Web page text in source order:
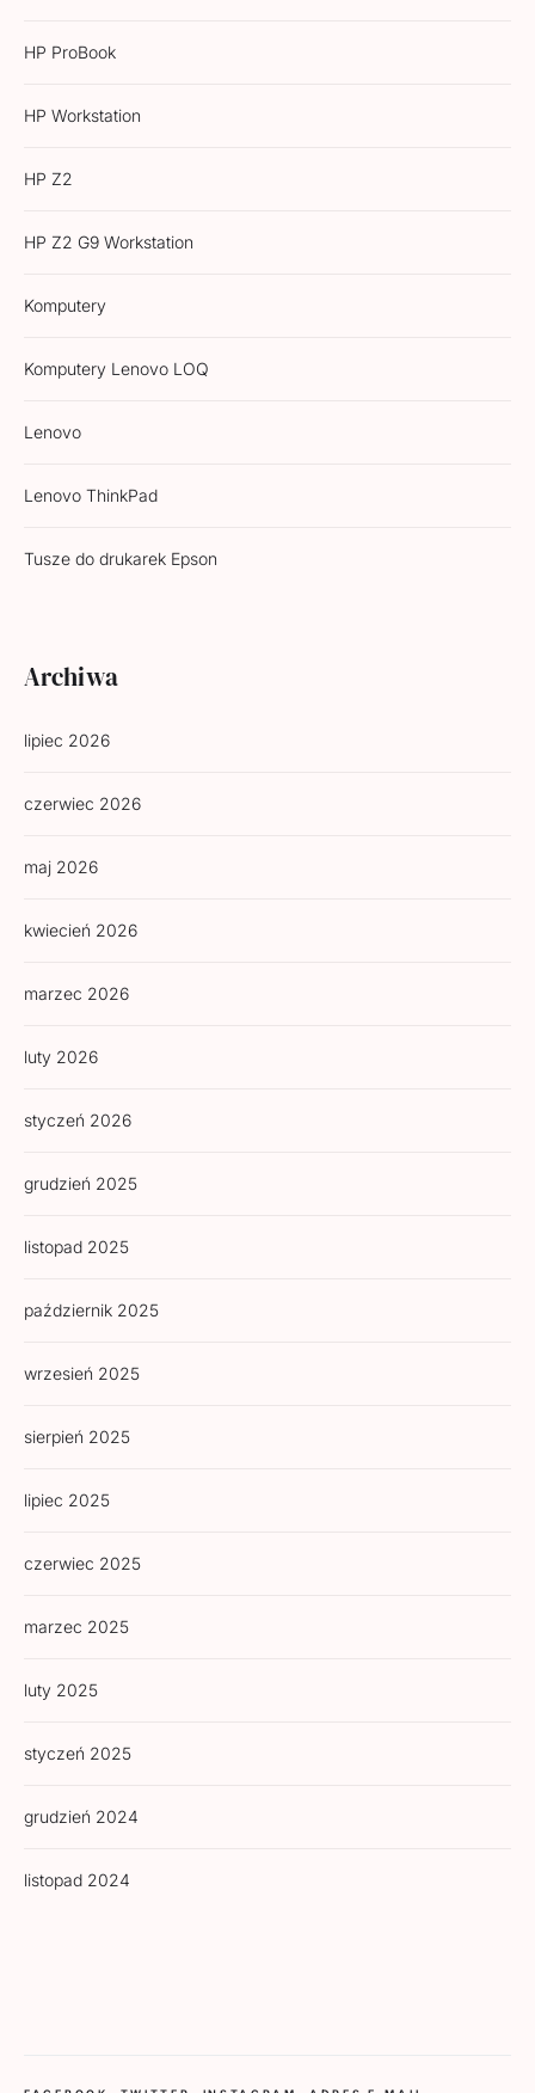
HP ProBook
HP Workstation
HP Z2
HP Z2 G9 Workstation
Komputery
Komputery Lenovo LOQ
Lenovo
Lenovo ThinkPad
Tusze do drukarek Epson
Archiwa
lipiec 2026
czerwiec 2026
maj 2026
kwiecień 2026
marzec 2026
luty 2026
styczeń 2026
grudzień 2025
listopad 2025
październik 2025
wrzesień 2025
sierpień 2025
lipiec 2025
czerwiec 2025
marzec 2025
luty 2025
styczeń 2025
grudzień 2024
listopad 2024